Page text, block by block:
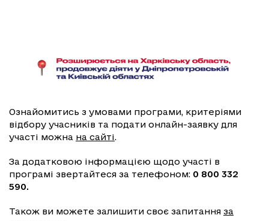
Ознайомитись з умовами програми, критеріями
відбору учасників та подати онлайн-заявку для
участі можна на сайті.
За додатковою інформацією щодо участі в
програмі звертайтеся за телефоном: 0 800 332
590.
Також ви можете залишити своє запитання за